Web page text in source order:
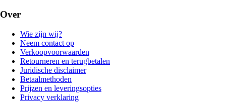
Over
Wie zijn wij?
Neem contact op
Verkoopvoorwaarden
Retourneren en terugbetalen
Juridische disclaimer
Betaalmethoden
Prijzen en leveringsopties
Privacy verklaring